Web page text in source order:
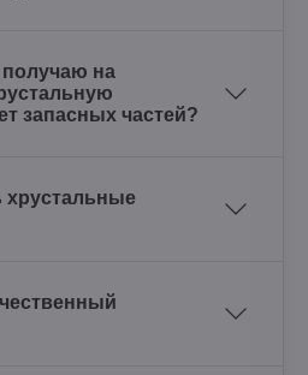
получаю на
запасных частей?
хрустальные